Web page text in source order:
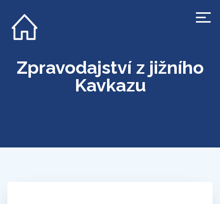
Zpravodajství z jižního
Kavkazu